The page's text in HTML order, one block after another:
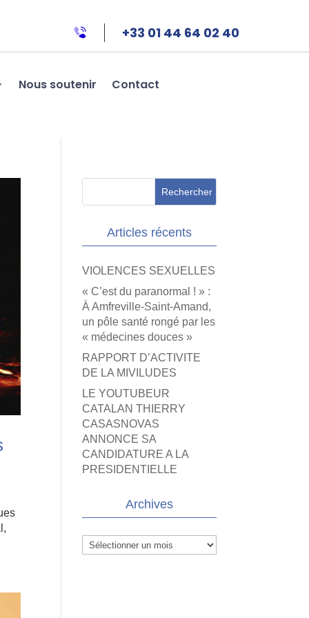
+33 01 44 64 02 40
Nous soutenir Contact
Articles récents
VIOLENCES SEXUELLES
« C’est du paranormal ! » :
À Amfreville-Saint-Amand,
un pôle santé rongé par les
« médecines douces »
RAPPORT D’ACTIVITE
DE LA MIVILUDES
LE YOUTUBEUR
CATALAN THIERRY
CASASNOVAS
ANNONCE SA
CANDIDATURE A LA
PRESIDENTIELLE
Archives
Archives